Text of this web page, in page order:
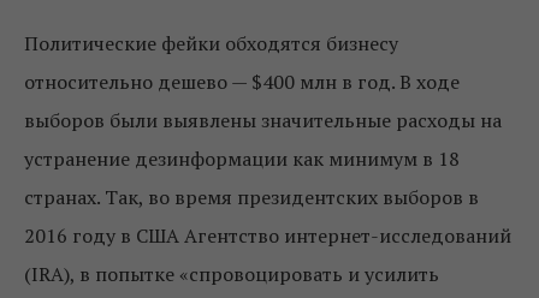
Политические фейки обходятся бизнесу
относительно дешево — $400 млн в год. В ходе
выборов были выявлены значительные расходы на
устранение дезинформации как минимум в 18
странах. Так, во время президентских выборов в
2016 году в США Агентство интернет-исследований
(IRA), в попытке «спровоцировать и усилить